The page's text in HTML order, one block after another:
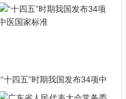
“十四五”时期我国发布34项中